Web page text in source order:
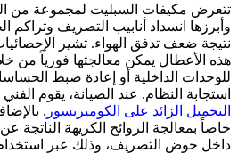
تتعرض مكيفات السبليت لمجموعة من
وأبرزها انسداد أنابيب التصريف وتراكم
هذه الأعطال يمكن معالجتها فورياً من
للوحدات الداخلية أو إعادة ضبط
استجابة النظام. عند الصيانة، يقوم
التحميل الزائد على الكومبريسور .
خاصاً بمعالجة الروائح الكريهة الناتجة
داخل حوض التصريف، وذلك عبر